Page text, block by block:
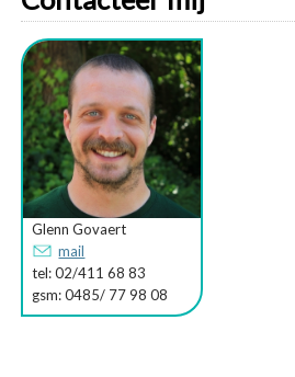
Glenn Govaert
mail
tel: 02/411 68 83
gsm: 0485/ 77 98 08